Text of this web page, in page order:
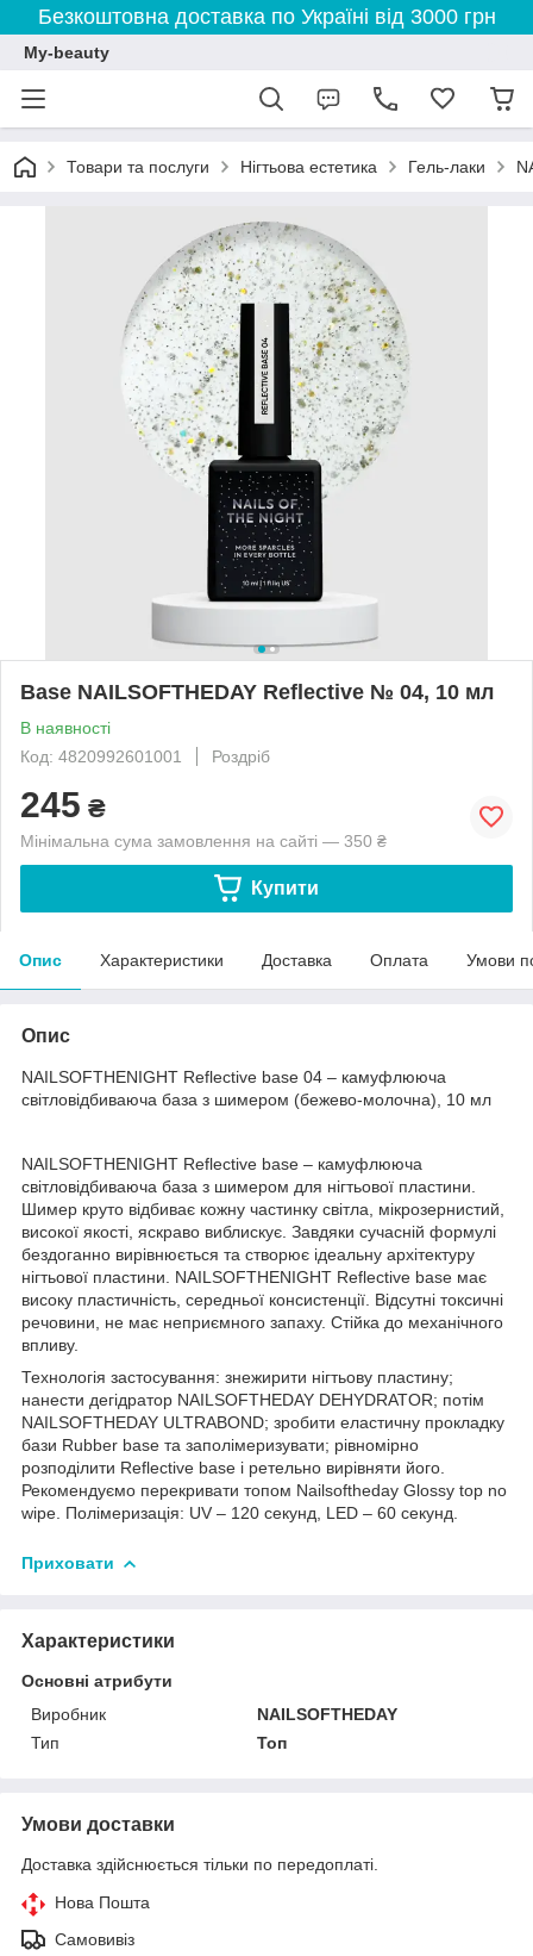
Безкоштовна доставка по Україні від 3000 грн
My-beauty
Товари та послуги Нігтьова естетика Гель-лаки
Base NAILSOFTHEDAY Reflective № 04, 10 мл
В наявності
Код: 4820992601001
Роздріб
245 ₴
Мінімальна сума замовлення на сайті — 350 ₴
Купити
Опис Характеристики Доставка Оплата Умови
Опис
NAILSOFTHENIGHT Reflective base 04 – камуфлююча
світловідбиваюча база з шимером (бежево-молочна), 10 мл
NAILSOFTHENIGHT Reflective base – камуфлююча
світловідбиваюча база з шимером для нігтьової пластини.
Шимер круто відбиває кожну частинку світла, мікрозернистий,
високої якості, яскраво виблискує. Завдяки сучасній формулі
бездоганно вирівнюється та створює ідеальну архітектуру
нігтьової пластини. NAILSOFTHENIGHT Reflective base має
високу пластичність, середньої консистенції. Відсутні токсичні
речовини, не має неприємного запаху. Стійка до механічного
впливу.
Технологія застосування: знежирити нігтьову пластину;
нанести дегідратор NAILSOFTHEDAY DEHYDRATOR; потім
NAILSOFTHEDAY ULTRABOND; зробити еластичну прокладку
бази Rubber base та заполімеризувати; рівномірно
розподілити Reflective base і ретельно вирівняти його.
Рекомендуємо перекривати топом Nailsoftheday Glossy top no
wipe. Полімеризація: UV – 120 секунд, LED – 60 секунд.
Приховати
Характеристики
Основні атрибути
Виробник
NAILSOFTHEDAY
Тип
Топ
Умови доставки
Доставка здійснюється тільки по передоплаті.
Нова Пошта
Самовивіз